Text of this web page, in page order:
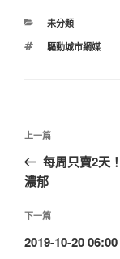
分
未分類
標
驅動城市網媒
文
導
覽
上
一
篇
章
上一篇
每周只賣2天
濃郁
下
一
下一篇
2019-10-20